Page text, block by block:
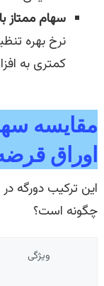
سهام ممتاز
نرخ بهره
کمتری به
مقایسه
اوراق
این ترکیب دورگه
چگونه است؟
ویژگی